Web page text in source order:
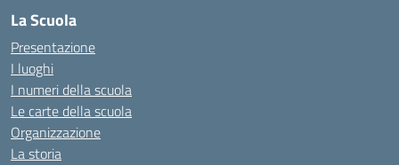
La Scuola
Presentazione
I luoghi
I numeri della scuola
Le carte della scuola
Organizzazione
La storia